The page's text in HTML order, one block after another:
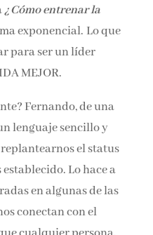
¿Cómo entrenar la
exponencial. Lo
para ser un
VIDA MEJOR.
Fernando, de
un lenguaje
lleva a
del pensamiento
través de reflexiones
habilidades
el nuevo
y condiciones